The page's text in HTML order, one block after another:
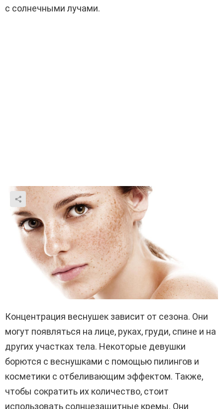
с солнечными лучами.
Концентрация веснушек зависит от сезона. Они
могут появляться на лице, руках, груди, спине и на
других участках тела. Некоторые девушки
борются с веснушками с помощью пилингов и
косметики с отбеливающим эффектом. Также,
чтобы сократить их количество, стоит
использовать солнцезащитные кремы. Они